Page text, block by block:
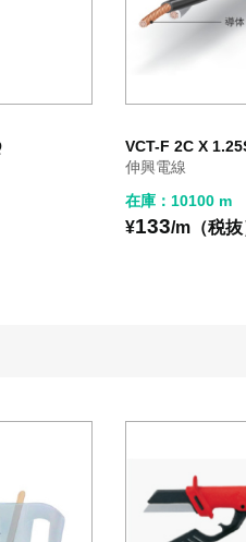
VCT-F 2C X
伸興電線
在庫：10100 m
¥133/m（税抜